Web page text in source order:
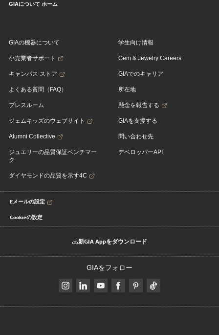
GIAについて ホーム
GIAの機器について
小売業者サポート
キャンパス ストア
よくある質問（FAQ）
プレスルーム
ジェムキッズのウェブサイト
Alumni Collective
ジュエリーの品質保証ベンチマー
ク
ダイヤモンドの品質を示す4C
学生向け情報
Gem & Jewelry Careers
GIAでのキャリア
所在地
懸念を報告する
GIAを支援する
問い合わせ先
デベロッパーAPI
Eメールの設定
Cookieの設定
新GIA Appをダウンロード
GIAをフォロー